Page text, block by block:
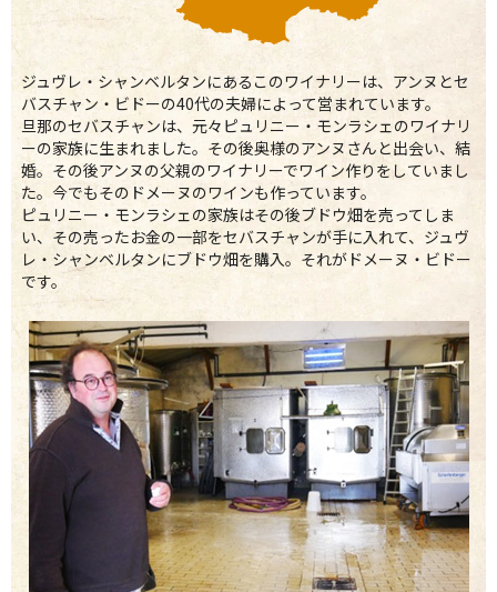
ジュヴレ・シャンベルタンにあるこのワイナリーは、アンヌとセ
バスチャン・ビドーの40代の夫婦によって営まれています。
旦那のセバスチャンは、元々ピュリニー・モンラシェのワイナリ
ーの家族に生まれました。その後奥様のアンヌさんと出会い、結
婚。その後アンヌの父親のワイナリーでワイン作りをしていまし
た。今でもそのドメーヌのワインも作っています。
ピュリニー・モンラシェの家族はその後ブドウ畑を売ってしま
い、その売ったお金の一部をセバスチャンが手に入れて、ジュヴ
レ・シャンベルタンにブドウ畑を購入。それがドメーヌ・ビドー
です。